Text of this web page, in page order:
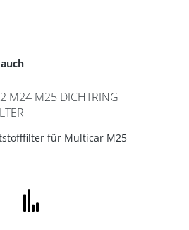
M24 M25 DICHTRING